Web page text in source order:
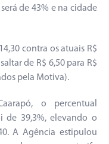
de 43% e na cidade
contra os atuais R$
de R$ 6,50 para R$
pela Motiva).
o percentual
de 39,3%, elevando o
A Agência estipulou